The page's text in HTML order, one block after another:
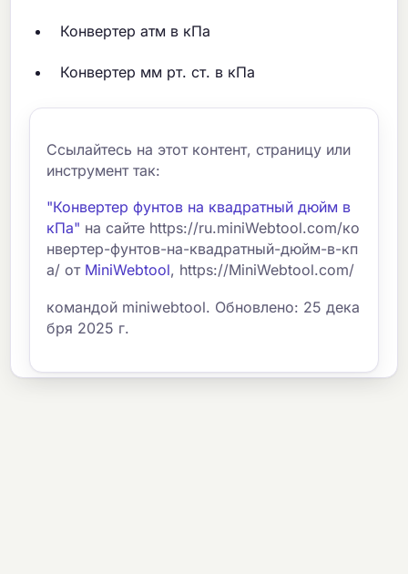
Конвертер атм в кПа
Конвертер мм рт. ст. в кПа
Ссылайтесь на этот контент, страницу или
инструмент так:
"Конвертер фунтов на квадратный дюйм в
кПа" на сайте https://ru.miniWebtool.com/ко
нвертер-фунтов-на-квадратный-дюйм-в-кп
а/ от MiniWebtool, https://MiniWebtool.com/
командой miniwebtool. Обновлено: 25 дека
бря 2025 г.